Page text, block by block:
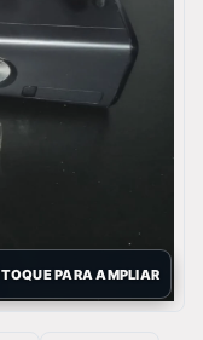
TOQUE PARA AMPLIAR